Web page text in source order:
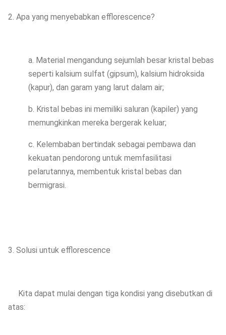
2. Apa yang menyebabkan efflorescence?
a. Material mengandung sejumlah besar kristal bebas
seperti kalsium sulfat (gipsum), kalsium hidroksida
(kapur), dan garam yang larut dalam air;
b. Kristal bebas ini memiliki saluran (kapiler) yang
memungkinkan mereka bergerak keluar;
c. Kelembaban bertindak sebagai pembawa dan
kekuatan pendorong untuk memfasilitasi
pelarutannya, membentuk kristal bebas dan
bermigrasi.
3. Solusi untuk efflorescence
Kita dapat mulai dengan tiga kondisi yang disebutkan di
atas: